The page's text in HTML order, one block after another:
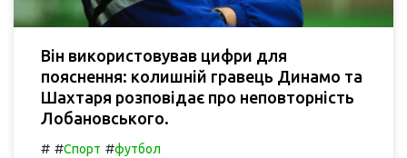
Він використовував цифри для
пояснення: колишній гравець Динамо та
Шахтаря розповідає про неповторність
Лобановського.
# #Спорт #футбол